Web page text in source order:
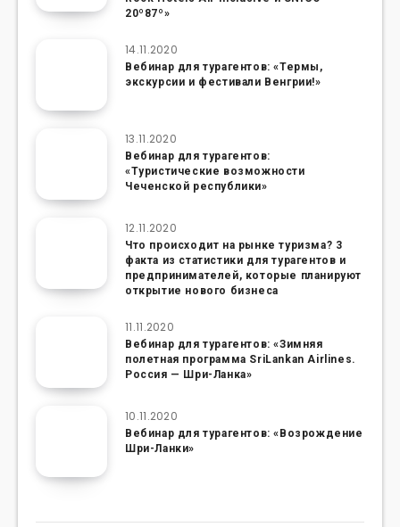
20º87º»
14.11.2020
Вебинар для турагентов: «Термы,
экскурсии и фестивали Венгрии!»
13.11.2020
Вебинар для турагентов:
«Туристические возможности
Чеченской республики»
12.11.2020
Что происходит на рынке туризма? 3
факта из статистики для турагентов и
предпринимателей, которые планируют
открытие нового бизнеса
11.11.2020
Вебинар для турагентов: «Зимняя
полетная программа SriLankan Airlines.
Россия — Шри-Ланка»
10.11.2020
Вебинар для турагентов: «Возрождение
Шри-Ланки»